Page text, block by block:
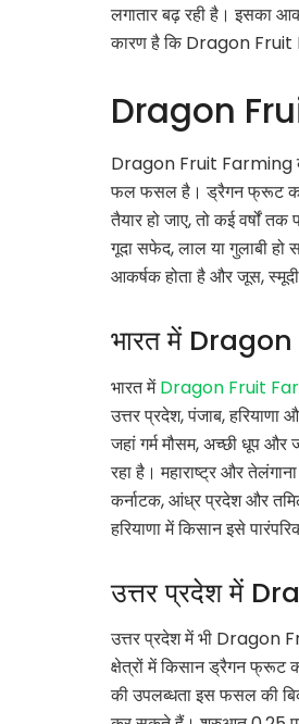
लगातार बढ़ रही है। इसका
कारण है कि Dragon Fruit
Dragon
Dragon Fruit Farming
फल फसल है। ड्रैगन फ्रूट का
तैयार हो जाए, तो कई वर्षों
गूदा सफेद, लाल या गुलाबी
आकर्षक होता है और जूस, स्मूदी
भारत में Dragon
भारत मेंDragon Fruit
उत्तर प्रदेश, पंजाब,
जहां गर्म मौसम, अच्छी धूप
रहा है। महाराष्ट्र और
कर्नाटक, आंध्र प्रदेश और
हरियाणा में किसान इसे
उत्तर प्रदेश में
उत्तर प्रदेश में भी Dragon
क्षेत्रों में किसान ड्रैगन फ्रूट
की उपलब्धता इस फसल की